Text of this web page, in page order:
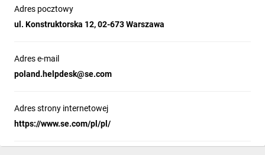
Adres pocztowy
ul. Konstruktorska 12, 02-673 Warszawa
Adres e-mail
poland.helpdesk@se.com
Adres strony internetowej
https://www.se.com/pl/pl/